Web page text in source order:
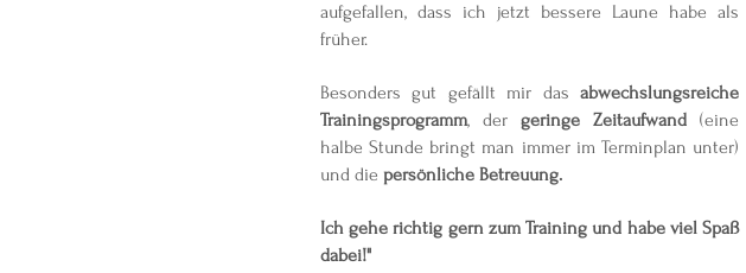
aufgefallen, dass ich jetzt bessere Laune habe als
früher.
Besonders gut gefällt mir das abwechslungsreiche
Trainingsprogramm, der geringe Zeitaufwand (eine
halbe Stunde bringt man immer im Terminplan unter)
und die persönliche Betreuung.
Ich gehe richtig gern zum Training und habe viel Spaß
dabei!"